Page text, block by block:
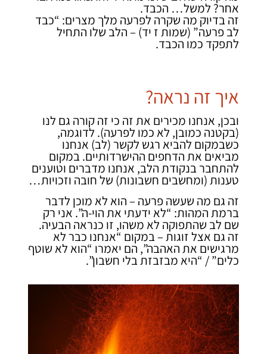
אחר? למשל… הכבד.
זה בדיוק מה שקרה לפרעה מלך מצרים: “כבד
לב פרעה” (שמות ז יד) – הלב שלו התחיל
לתפקד כמו הכבד.
איך זה נראה?
ובכן, אנחנו מכירים את זה כי זה קורה גם לנו
(בקטנה כמובן, לא כמו לפרעה). לדוגמה,
כשבמקום להביא רגש לקשר (לב) אנחנו
מביאים את הדחפים ההישרדותיים. במקום
להתחבר בנקודת הלב, אנחנו מדברים וטוענים
טענות (ומחשבים חשבונות) של חובה וזכויות…
זה גם מה שעשה פרעה – הוא לא מוכן לדבר
ברמת המהות: “לא ידעתי את הוי-ה”. אני רק
שם לב שהתפוקה לא משהו, זו כנראה הבעיה.
זה גם אצל זוגות – במקום “אנחנו כבר לא
מרגישים את האהבה”, הם יאמרו “הוא לא שוטף
כלים” / “היא מבזבזת בלי חשבון”.